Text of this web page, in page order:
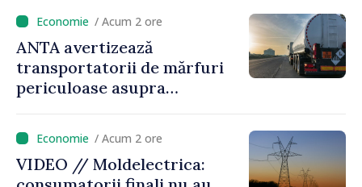
/ Acum 2 ore
ANTA avertizează
transportatorii de mărfuri
periculoase asupra
caniculă
/ Acum 2 ore
VIDEO // Moldelectrica: